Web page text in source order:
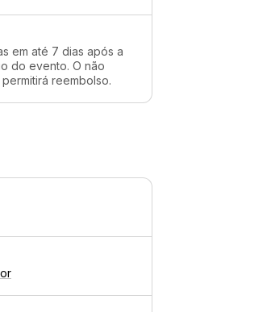
em até 7 dias após a
do evento. O não
reembolso.